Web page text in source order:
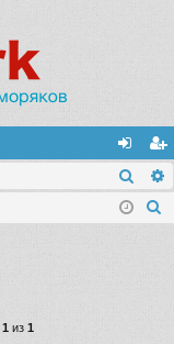
хо
д
ег
ис
1 из 1